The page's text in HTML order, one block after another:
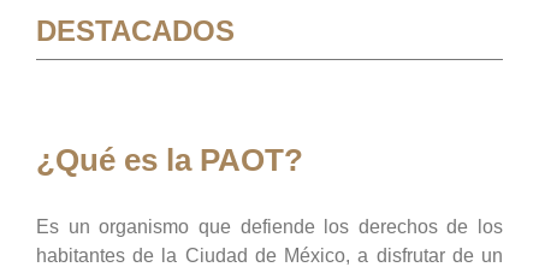
DESTACADOS
¿Qué es la PAOT?
Es un organismo que defiende los derechos de los
habitantes de la Ciudad de México, a disfrutar de un